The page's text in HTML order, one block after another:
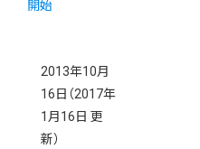
2013年10月
16日 （2017年
1月16日 更
新）